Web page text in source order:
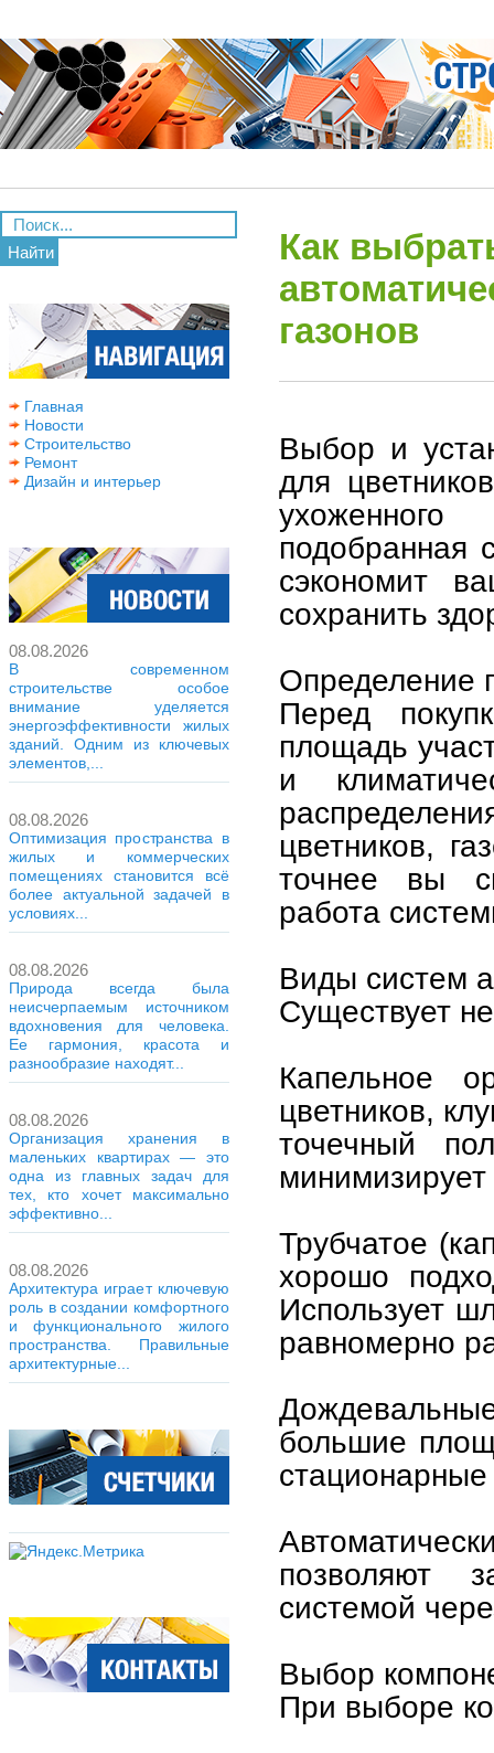
Найти
Главная
Новости
Строительство
Ремонт
Дизайн и интерьер
08.08.2026
В современном
строительстве особое
внимание уделяется
энергоэффективности жилых
зданий. Одним из ключевых
элементов,...
08.08.2026
Оптимизация пространства в
жилых и коммерческих
помещениях становится всё
более актуальной задачей в
условиях...
08.08.2026
Природа всегда была
неисчерпаемым источником
вдохновения для человека.
Ее гармония, красота и
разнообразие находят...
08.08.2026
Организация хранения в
маленьких квартирах — это
одна из главных задач для
тех, кто хочет максимально
эффективно...
08.08.2026
Архитектура играет ключевую
роль в создании комфортного
и функционального жилого
пространства. Правильные
архитектурные...
Как
газонов
Выбор и
для
подобранная
сэкономит
сохранить
Определение
Перед
площадь
и
цветников,
точнее вы
работа
Виды систем
Существует
Капельное
цветников,
точечный
Трубчатое
хорошо
Использует
равномерно
большие
позволяют
системой
Выбор
При выборе